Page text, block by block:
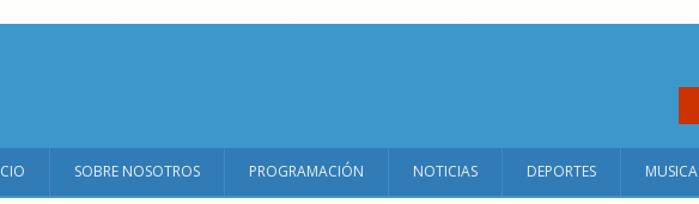
SOBRE NOSOTROS PROGRAMACIÓN NOTICIAS DEPORTES MUSICA